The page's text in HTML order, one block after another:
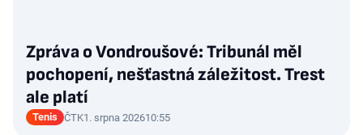
Zpráva o Vondroušové: Tribunál měl
pochopení, nešťastná záležitost. Trest
ale platí
Tenis ČTK1. srpna 202610:55